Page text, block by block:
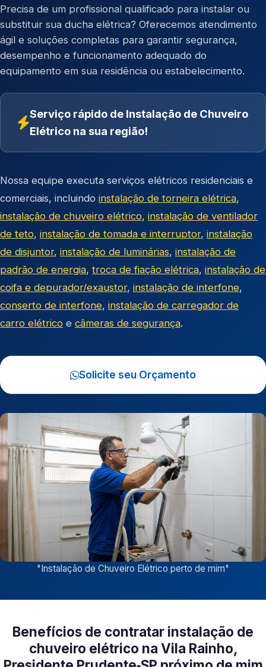
Precisa de um profissional qualificado para instalar ou
substituir sua ducha elétrica? Oferecemos atendimento
ágil e soluções completas para garantir segurança,
desempenho e funcionamento adequado do
equipamento em sua residência ou estabelecimento.
Serviço rápido de Instalação de Chuveiro
Elétrico na sua região!
Nossa equipe executa serviços elétricos residenciais e
comerciais, incluindo instalação de torneira elétrica,
instalação de chuveiro elétrico, instalação de ventilador
de teto, instalação de tomada e interruptor, instalação
de disjuntor, instalação de luminárias, instalação de
padrão de energia, troca de fiação elétrica, instalação de
coifa e depurador/exaustor, instalação de interfone,
conserto de interfone, instalação de carregador de
carro elétrico e câmeras de segurança.
Solicite seu Orçamento
"Instalação de Chuveiro Elétrico perto de mim"
Benefícios de contratar instalação de
chuveiro elétrico na Vila Rainho,